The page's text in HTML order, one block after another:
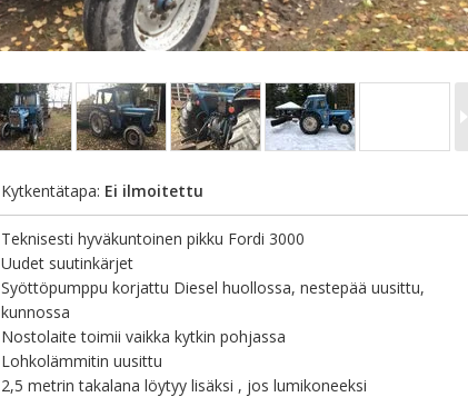
Kytkentätapa: Ei ilmoitettu
Teknisesti hyväkuntoinen pikku Fordi 3000
Uudet suutinkärjet
Syöttöpumppu korjattu Diesel huollossa, nestepää uusittu,
kunnossa
Nostolaite toimii vaikka kytkin pohjassa
Lohkolämmitin uusittu
2,5 metrin takalana löytyy lisäksi , jos lumikoneeksi